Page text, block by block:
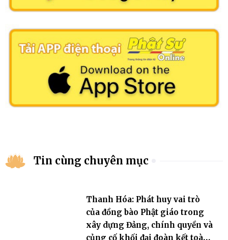
Tin cùng chuyên mục
Thanh Hóa: Phát huy vai trò
của đồng bào Phật giáo trong
xây dựng Đảng, chính quyền và
củng cố khối đại đoàn kết toàn